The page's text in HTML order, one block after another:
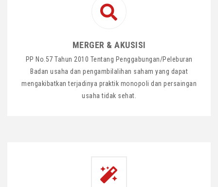
MERGER & AKUSISI
PP No.57 Tahun 2010 Tentang Penggabungan/Peleburan
Badan usaha dan pengambilalihan saham yang dapat
mengakibatkan terjadinya praktik monopoli dan persaingan
usaha tidak sehat.